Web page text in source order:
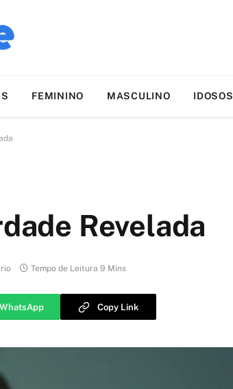
FEMININO MASCULINO IDOSOS
Revelada
Tempo de Leitura 9 Mins
WhatsApp Copy Link